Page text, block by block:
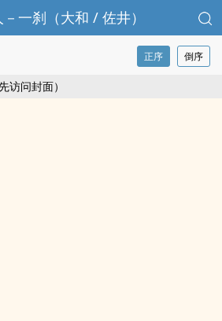
一刹（大和 / 佐井）
正序 倒序
访问封面）